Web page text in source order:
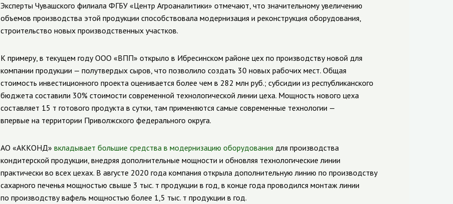
Эксперты Чувашского филиала ФГБУ «Центр Агроаналитики» отмечают, что значительному увеличению
объемов производства этой продукции способствовала модернизация и реконструкция оборудования,
строительство новых производственных участков.
К примеру, в текущем годуООО «ВПП» открыло в Ибресинском районе цех по производству новой для
компании продукции — полутвердых сыров, что позволило создать 30 новых рабочих мест. Общая
стоимость инвестиционного проекта оценивается более чем в 282 млн руб.; субсидии из республиканского
бюджета составили 30% стоимости современной технологической линии цеха. Мощность нового цеха
составляет 15 т готового продукта в сутки, там применяются самые современные технологии —
впервые на территории Приволжского федерального округа.
АО «АККОНД» вкладывает большие средства в модернизацию оборудования для производства
кондитерской продукции, внедряя дополнительные мощности и обновляя технологические линии
практически во всех цехах. В августе 2020 года компания открыла дополнительную линию по производству
сахарного печенья мощностью свыше 3 тыс. т продукции в год, в конце года проводился монтаж линии
по производству вафель мощностью более 1,5 тыс. т продукции в год.